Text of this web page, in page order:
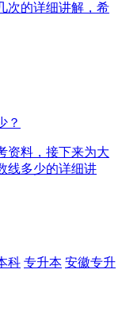
次的详细讲解，希
？
资料，接下来为大
线多少的详细讲
科 专升本 安徽专升